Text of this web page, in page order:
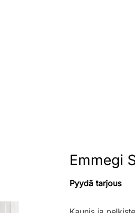
Emmegi
Pyydä tarjous